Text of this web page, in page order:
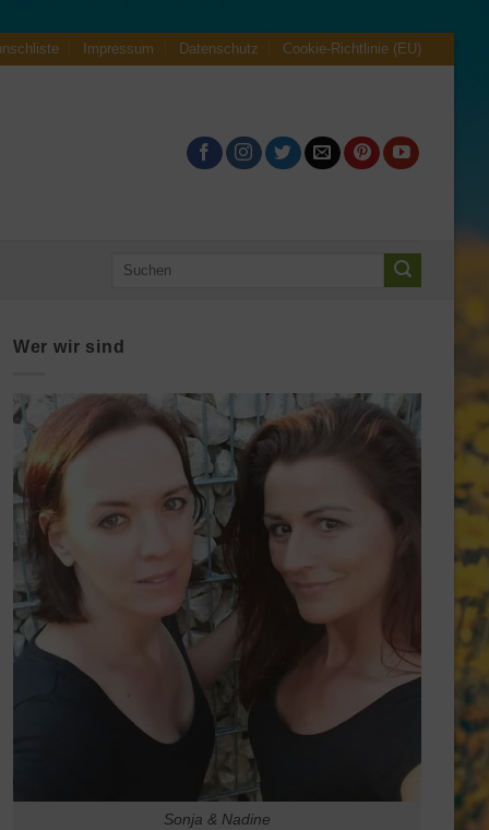
Impressum Datenschutz Cookie-Richtlinie (EU)
Suche
Wer wir sind
Sonja & Nadine